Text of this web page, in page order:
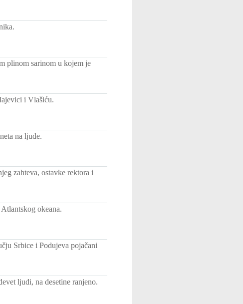
plinom sarinom u kojem je
i Vlašiću.
na ljude.
zahteva, ostavke rektora i
okeana.
Srbice i Podujeva pojačani
ljudi, na desetine ranjeno.